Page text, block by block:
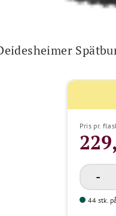
Pris pr.
44 stk.